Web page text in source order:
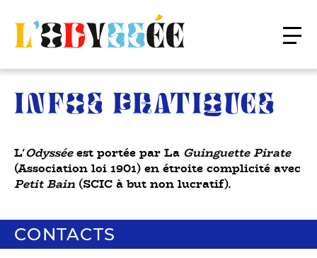
INFOS PRATIQUES
L'Odysséeest portée par La Guinguette Pirate
(Association loi 1901) en étroite complicité avec
Petit Bain (SCIC à but non lucratif).
CONTACTS